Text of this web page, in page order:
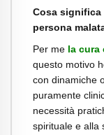
Cosa significa
persona
Per me la cura
questo motivo
con dinamiche
puramente
necessità
spirituale e alla